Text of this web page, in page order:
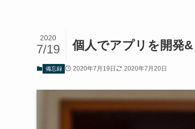
個人でアプリを開発
2020
7/19
備忘録 2020年7月19日 2020年7月20日